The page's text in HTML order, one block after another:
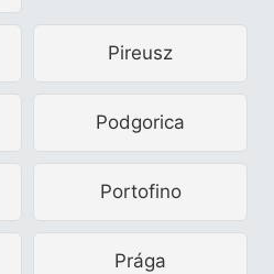
Pireusz
Podgorica
Portofino
Prága